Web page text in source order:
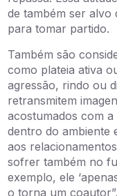
de também ser alvo
para tomar partido.
Também são
como plateia ativa
agressão, rindo ou
retransmitem
acostumados com
dentro do ambiente
aos
sofrer também no
exemplo, ele
o torna um